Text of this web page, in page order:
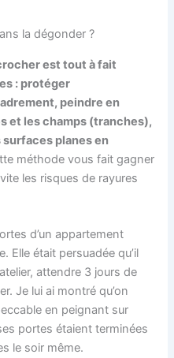
la dégonder ?
est tout à fait
: protéger
peindre en
et les champs (tranches),
planes en
méthode vous fait gagner
les risques de rayures
d’un appartement
Elle était persuadée qu’il
attendre 3 jours de
Je lui ai montré qu’on
en peignant sur
portes étaient terminées
le soir même.